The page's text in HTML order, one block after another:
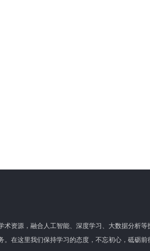
术资源，融合人工智能、深度学习、大数据分析
。在这里我们保持学习的态度，不忘初心，砥砺前